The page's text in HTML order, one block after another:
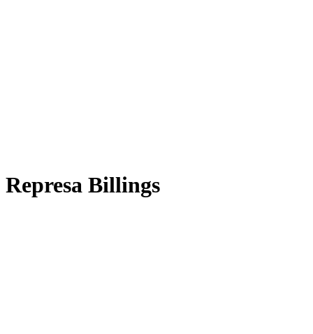
Represa Billings